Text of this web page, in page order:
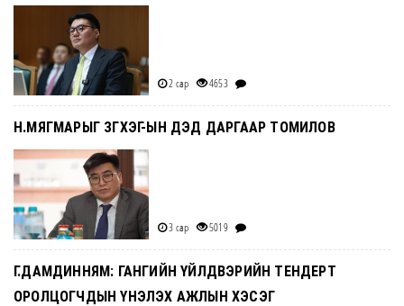
2 сар 4653
Н.МЯГМАРЫГ ЗГХЭГ-ЫН ДЭД ДАРГААР ТОМИЛОВ
3 сар 5019
Г.ДАМДИННЯМ: ГАНГИЙН ҮЙЛДВЭРИЙН ТЕНДЕРТ
ОРОЛЦОГЧДЫН ҮНЭЛЭХ АЖЛЫН ХЭСЭГ